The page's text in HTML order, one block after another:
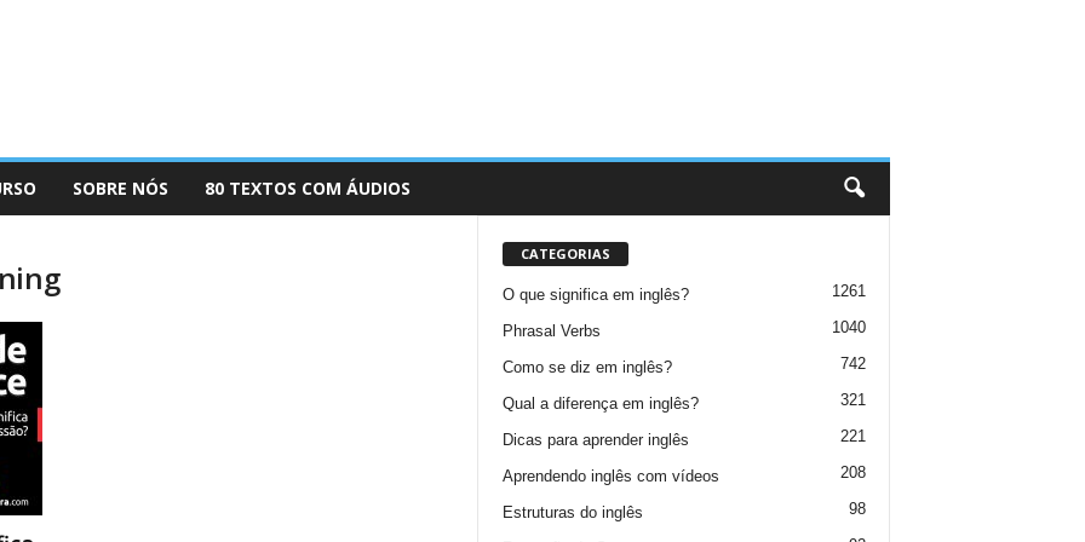
SOBRE NÓS 80 TEXTOS COM ÁUDIOS
CATEGORIAS
O que significa em inglês? 1261
Phrasal Verbs 1040
Como se diz em inglês? 742
Qual a diferença em inglês? 321
Dicas para aprender inglês 221
Aprendendo inglês com vídeos 208
Estruturas do inglês 98